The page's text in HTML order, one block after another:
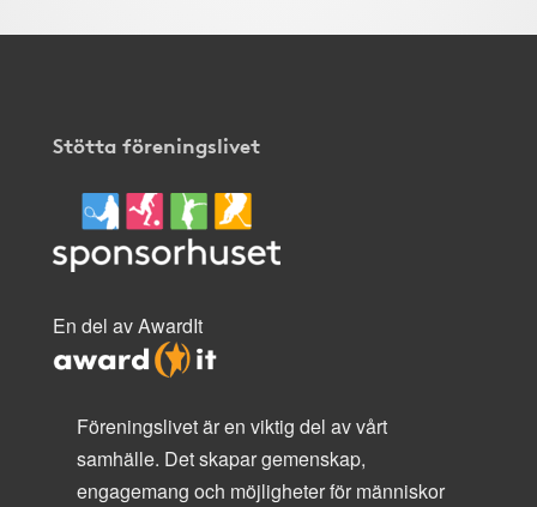
Stötta föreningslivet
En del av AwardIt
Föreningslivet är en viktig del av vårt
samhälle. Det skapar gemenskap,
engagemang och möjligheter för människor